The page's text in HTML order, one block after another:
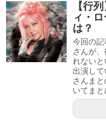
【行
ィ・
は？
今回の
さんが
れない
出演し
さんま
いてまと